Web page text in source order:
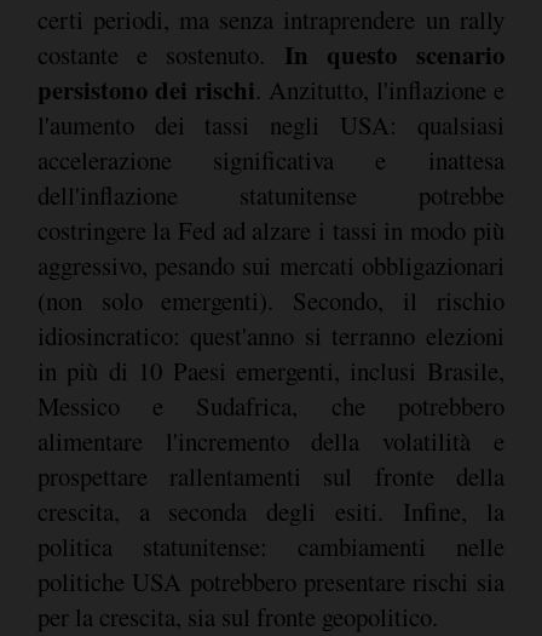
certi periodi, ma senza intraprendere un rally
costante e sostenuto. In questo scenario
persistono dei rischi. Anzitutto, l'inflazione e
l'aumento dei tassi negli USA: qualsiasi
accelerazione significativa e inattesa
dell'inflazione statunitense potrebbe
costringere la Fed ad alzare i tassi in modo più
aggressivo, pesando sui mercati obbligazionari
(non solo emergenti). Secondo, il rischio
idiosincratico: quest'anno si terranno elezioni
in più di 10 Paesi emergenti, inclusi Brasile,
Messico e Sudafrica, che potrebbero
alimentare l'incremento della volatilità e
prospettare rallentamenti sul fronte della
crescita, a seconda degli esiti. Infine, la
politica statunitense: cambiamenti nelle
politiche USA potrebbero presentare rischi sia
per la crescita, sia sul fronte geopolitico.